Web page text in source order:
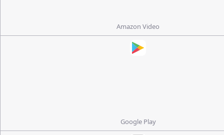
Amazon Video
Google Play